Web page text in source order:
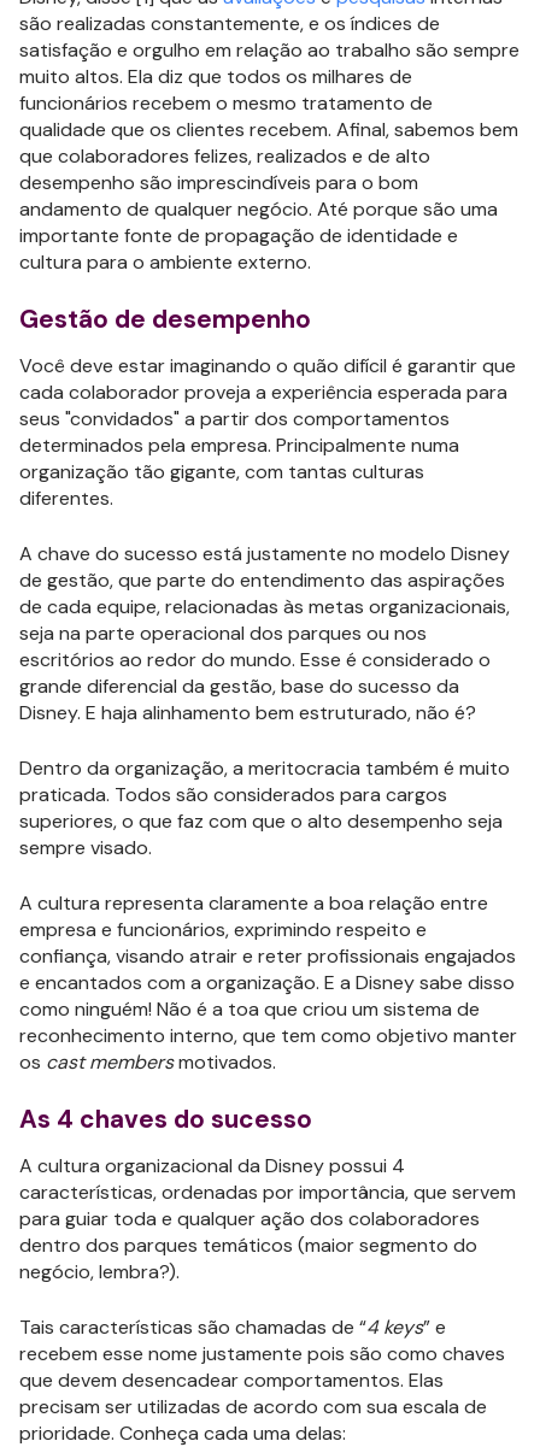
são realizadas constantemente, e os índices de
satisfação e orgulho em relação ao trabalho são sempre
muito altos. Ela diz que todos os milhares de
funcionários recebem o mesmo tratamento de
qualidade que os clientes recebem. Afinal, sabemos bem
que colaboradores felizes, realizados e de alto
desempenho são imprescindíveis para o bom
andamento de qualquer negócio. Até porque são uma
importante fonte de propagação de identidade e
cultura para o ambiente externo.
Gestão de desempenho
Você deve estar imaginando o quão difícil é garantir que
cada colaborador proveja a experiência esperada para
seus "convidados" a partir dos comportamentos
determinados pela empresa. Principalmente numa
organização tão gigante, com tantas culturas
diferentes.
A chave do sucesso está justamente no modelo Disney
de gestão, que parte do entendimento das aspirações
de cada equipe, relacionadas às metas organizacionais,
seja na parte operacional dos parques ou nos
escritórios ao redor do mundo. Esse é considerado o
grande diferencial da gestão, base do sucesso da
Disney. E haja alinhamento bem estruturado, não é?
Dentro da organização, a meritocracia também é muito
praticada. Todos são considerados para cargos
superiores, o que faz com que o alto desempenho seja
sempre visado.
A cultura representa claramente a boa relação entre
empresa e funcionários, exprimindo respeito e
confiança, visando atrair e reter profissionais engajados
e encantados com a organização. E a Disney sabe disso
como ninguém! Não é a toa que criou um sistema de
reconhecimento interno, que tem como objetivo manter
os cast membersmotivados.
As 4 chaves do sucesso
A cultura organizacional da Disney possui 4
características, ordenadas por importância, que servem
para guiar toda e qualquer ação dos colaboradores
dentro dos parques temáticos (maior segmento do
negócio, lembra?).
Tais características são chamadas de “4 keys” e
recebem esse nome justamente pois são como chaves
que devem desencadear comportamentos. Elas
precisam ser utilizadas de acordo com sua escala de
prioridade. Conheça cada uma delas: